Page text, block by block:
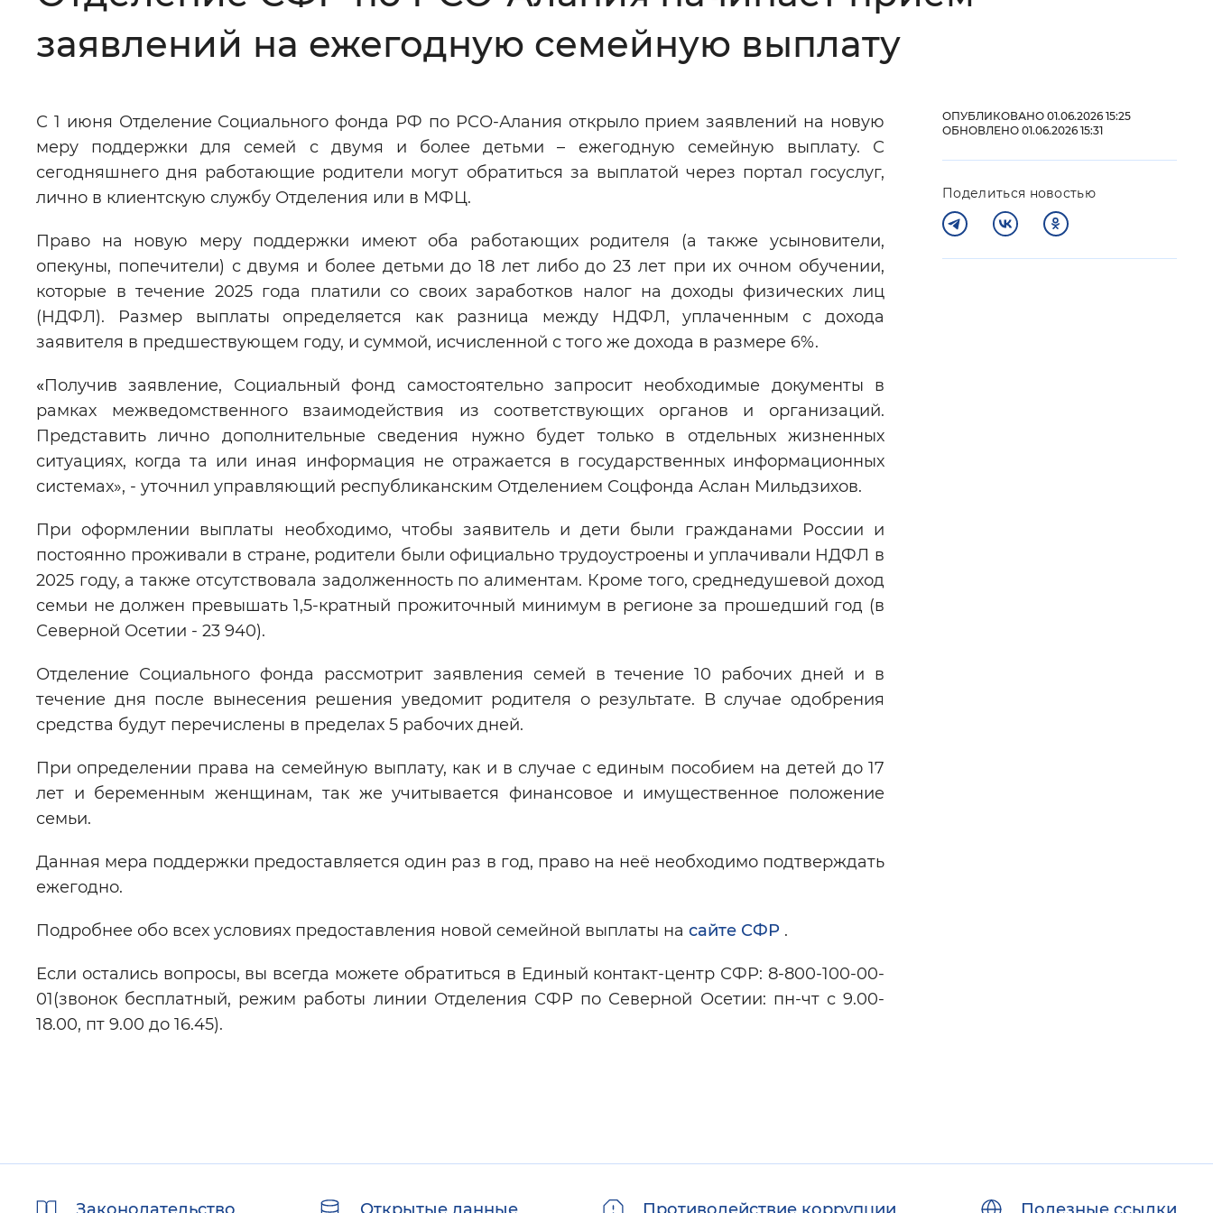
Цвет сайта: Монохромный Инверсивный монохромный Синий фон
Изображения Включены Выключены
Звуковой ассистент: Воспроизвести
Вернуть стандартные настройки
заявлений на ежегодную семейную выплату
С 1 июня Отделение Социального фонда РФ по РСО-Алания открыло прием заявлений на новую
меру поддержки для семей с двумя и более детьми – ежегодную семейную выплату. С
сегодняшнего дня работающие родители могут обратиться за выплатой через портал госуслуг,
лично в клиентскую службу Отделения или в МФЦ.
Право на новую меру поддержки имеют оба работающих родителя (а также усыновители,
опекуны, попечители) с двумя и более детьми до 18 лет либо до 23 лет при их очном обучении,
которые в течение 2025 года платили со своих заработков налог на доходы физических лиц
(НДФЛ). Размер выплаты определяется как разница между НДФЛ, уплаченным с дохода
заявителя в предшествующем году, и суммой, исчисленной с того же дохода в размере 6%.
«Получив заявление, Социальный фонд самостоятельно запросит необходимые документы в
рамках межведомственного взаимодействия из соответствующих органов и организаций.
Представить лично дополнительные сведения нужно будет только в отдельных жизненных
ситуациях, когда та или иная информация не отражается в государственных информационных
системах», - уточнил управляющий республиканским Отделением Соцфонда Аслан Мильдзихов.
При оформлении выплаты необходимо, чтобы заявитель и дети были гражданами России и
постоянно проживали в стране, родители были официально трудоустроены и уплачивали НДФЛ в
2025 году, а также отсутствовала задолженность по алиментам. Кроме того, среднедушевой доход
семьи не должен превышать 1,5-кратный прожиточный минимум в регионе за прошедший год (в
Северной Осетии - 23 940).
Отделение Социального фонда рассмотрит заявления семей в течение 10 рабочих дней и в
течение дня после вынесения решения уведомит родителя о результате. В случае одобрения
средства будут перечислены в пределах 5 рабочих дней.
При определении права на семейную выплату, как и в случае с единым пособием на детей до 17
лет и беременным женщинам, так же учитывается финансовое и имущественное положение
семьи.
Данная мера поддержки предоставляется один раз в год, право на неё необходимо подтверждать
ежегодно.
Подробнее обо всех условиях предоставления новой семейной выплаты на сайте СФР .
Если остались вопросы, вы всегда можете обратиться в Единый контакт-центр СФР: 8-800-100-00-
01(звонок бесплатный, режим работы линии Отделения СФР по Северной Осетии: пн-чт с 9.00-
18.00, пт 9.00 до 16.45).
ОПУБЛИКОВАНО 01.06.2026 15:25
ОБНОВЛЕНО 01.06.2026 15:31
Поделиться новостью